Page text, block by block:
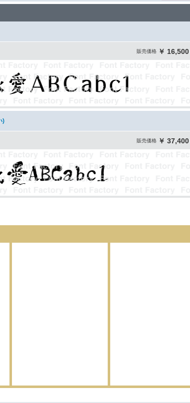
販売価格 ￥ 16,500
)
販売価格 ￥ 37,400